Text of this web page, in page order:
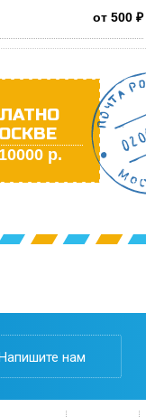
от 500 ₽
р.
нам